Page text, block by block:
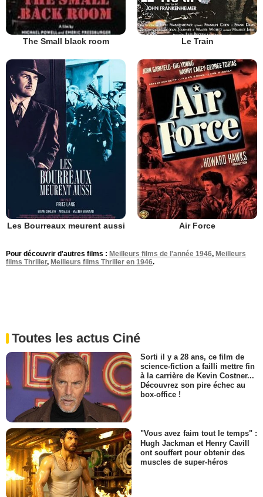
The Small black room Le Train
Les Bourreaux meurent aussi Air Force
Pour découvrir d'autres films : Meilleurs films de l'année 1946, Meilleurs
films Thriller, Meilleurs films Thriller en 1946.
Toutes les actus Ciné
Sorti il y a 28 ans, ce film de
science-fiction a failli mettre fin
à la carrière de Kevin Costner...
Découvrez son pire échec au
box-office !
"Vous avez faim tout le temps" :
Hugh Jackman et Henry Cavill
ont souffert pour obtenir des
muscles de super-héros